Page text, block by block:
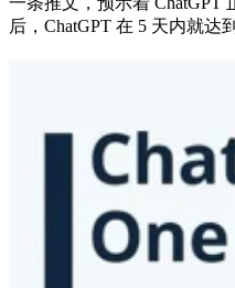
后，ChatGPT 在 5 天内就达